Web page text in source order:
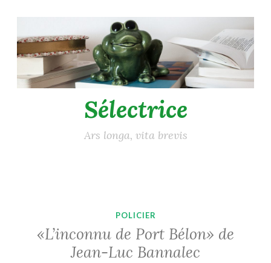
au
contenu
principal
Sélectrice
Ars longa, vita brevis
POLICIER
«L’inconnu de Port Bélon» de
Jean-Luc Bannalec